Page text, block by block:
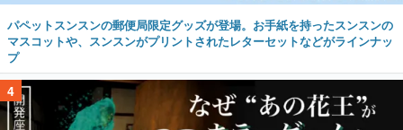
パペットスンスンの郵便局限定グッズが登場。お手紙を持ったスンスンの
マスコットや、スンスンがプリントされたレターセットなどがラインナッ
プ
4